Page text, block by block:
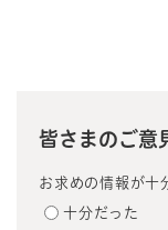
皆さまのご意
お求めの情報が十
十分だった